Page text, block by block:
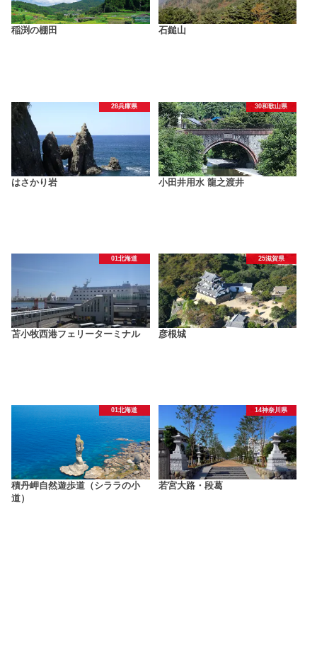
稲渕の棚田 石鎚山
28兵庫県
はさかり岩
30和歌山県
小田井用水 龍之渡井
01北海道
苫小牧西港フェリーターミナル
25滋賀県
彦根城
01北海道
積丹岬自然遊歩道（シララの小
道）
14神奈川県
若宮大路・段葛